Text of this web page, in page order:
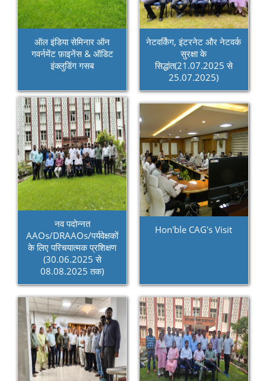
ऑल इंडिया सेमिनार ऑन
गवर्नमेंट फ़ाइनेंस & ऑडिट
इंक्लुडिंग गसब
नेटवर्किंग, इंटरनेट और नेटवर्क
सुरक्षा के
सिद्धांत(21.07.2025 से
25.07.2025)
नव पदोन्नत
AAOs/DRAAOs/पर्यवेक्षकों
के लिए परिचयात्मक प्रशिक्षण
(30.06.2025 से
08.08.2025 तक)
Hon'ble CAG's Visit